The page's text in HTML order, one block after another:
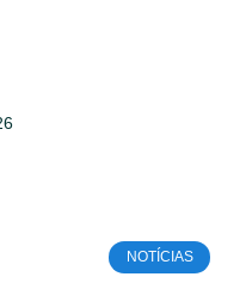
NOTÍCIAS